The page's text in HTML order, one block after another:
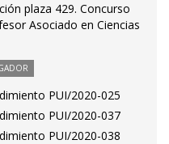
plaza 429. Concurso
Asociado en Ciencias
PUI/2020-025
PUI/2020-037
PUI/2020-038